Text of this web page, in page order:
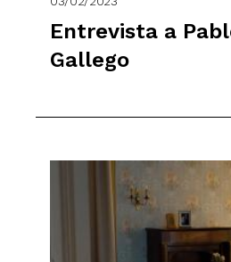
Entrevista a
Gallego